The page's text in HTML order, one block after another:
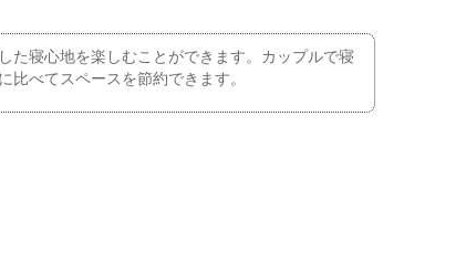
た寝心地を楽しむことができます。カップルで寝
べてスペースを節約できます。